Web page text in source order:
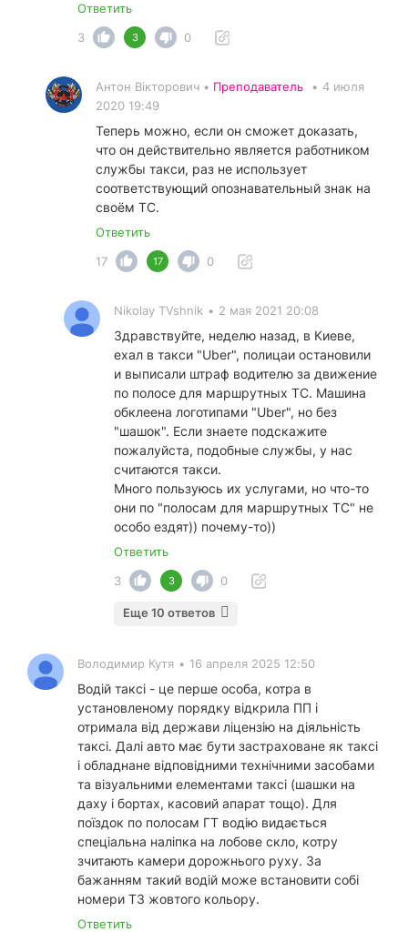
Ответить
3
3 0
Антон Вікторович • Преподаватель • 4 июля
2020 19:49
Теперь можно, если он сможет доказать,
что он действительно является работником
службы такси, раз не использует
соответствующий опознавательный знак на
своём ТС.
Ответить
17
17 0
Nikolay TVshnik • 2 мая 2021 20:08
Здравствуйте, неделю назад, в Киеве,
ехал в такси "Uber", полицаи остановили
и выписали штраф водителю за движение
по полосе для маршрутных ТС. Машина
обклеена логотипами "Uber", но без
"шашок". Если знаете подскажите
пожалуйста, подобные службы, у нас
считаются такси.
Много пользуюсь их услугами, но что-то
они по "полосам для маршрутных ТС" не
особо ездят)) почему-то))
Ответить
3
3 0
Еще 10 ответов
Володимир Кутя • 16 апреля 2025 12:50
Водій таксі - це перше особа, котра в
установленому порядку відкрила ПП і
отримала від держави ліцензію на діяльність
таксі. Далі авто має бути застраховане як таксі
і обладнане відповідними технічними засобами
та візуальними елементами таксі (шашки на
даху і бортах, касовий апарат тощо). Для
поїздок по полосам ГТ водію видається
спеціальна наліпка на лобове скло, котру
зчитають камери дорожнього руху. За
бажанням такий водій може встановити собі
номери ТЗ жовтого кольору.
Ответить